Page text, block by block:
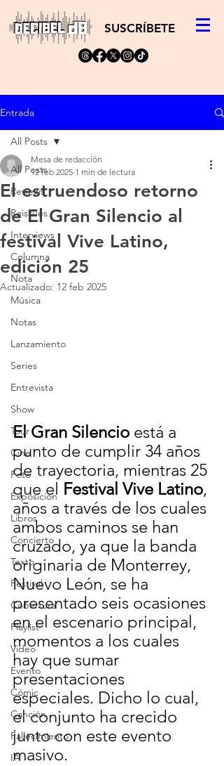
SUSCRÍBETE
Entrada
All Posts
Reviews
Reissues
Interviews
Columna
Nota
Música
Notas
Lanzamiento
Series
Entrevista
Show
Tour
Cine
Foto
Exposición
Libros
Concierto
Texto
Festival
Cobertura
Playlist
Video
Evento
Cómic
Canción
Fallecimiento
IA
All Posts
El estruendoso retorno
de El Gran Silencio al
festival Vive Latino,
edición 25
Mesa de redacción
12 feb 2025 1 min de lectura
Actualizado: 12 feb 2025
El Gran Silencio está a
punto de cumplir 34 años
de trayectoria, mientras 25
que el Festival Vive Latino,
años a través de los cuales
ambos caminos se han
cruzado, ya que la banda
originaria de Monterrey,
Nuevo León, se ha
presentado seis ocasiones
en el escenario principal,
momentos a los cuales
hay que sumar
presentaciones
especiales. Dicho lo cual,
el conjunto ha crecido
junto con este evento
masivo.